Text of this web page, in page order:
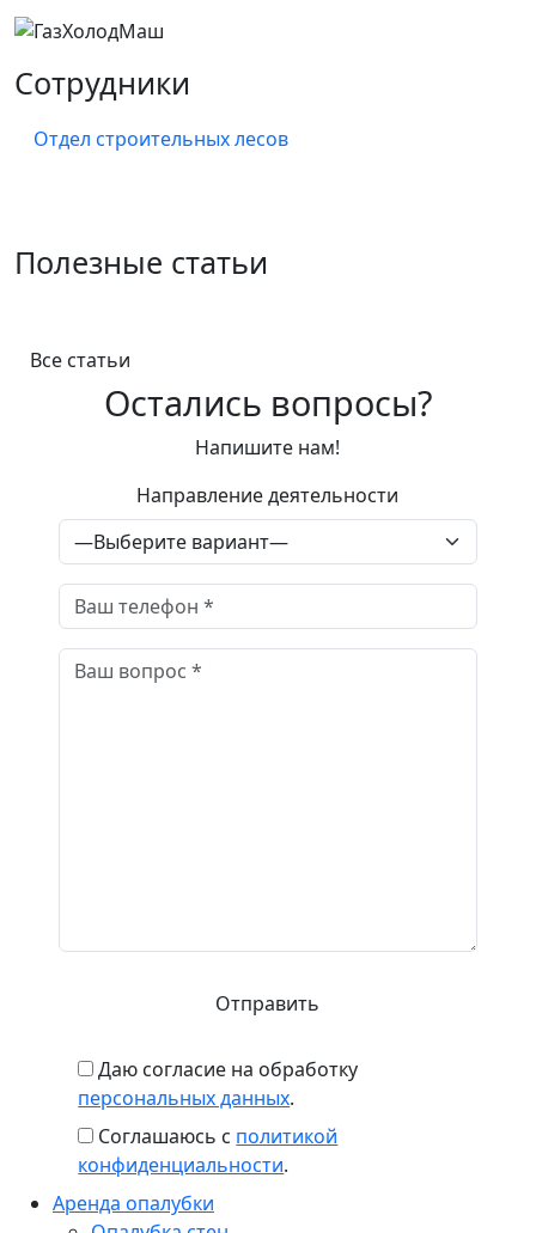
Сотрудники
Отдел строительных лесов
Анна Матвеева
доб. 104
Полезные статьи
Все статьи
Остались вопросы?
Напишите нам!
Направление деятельности
Даю согласие на обработку
персональных данных.
Соглашаюсь с политикой
конфиденциальности.
Аренда опалубки